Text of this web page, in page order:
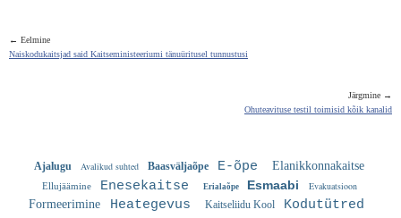
← Eelmine
Naiskodukaitsjad said Kaitseministeeriumi tänuüritusel tunnustusi
Järgmine →
Ohuteavituse testil toimisid kõik kanalid
Ajalugu Avalikud suhted Baasväljaõpe E-õpe Elanikkonnakaitse
Ellujäämine Enesekaitse Erialaõpe Esmaabi Evakuatsioon
Formeerimine Heategevus Kaitseliidu Kool Kodutütred